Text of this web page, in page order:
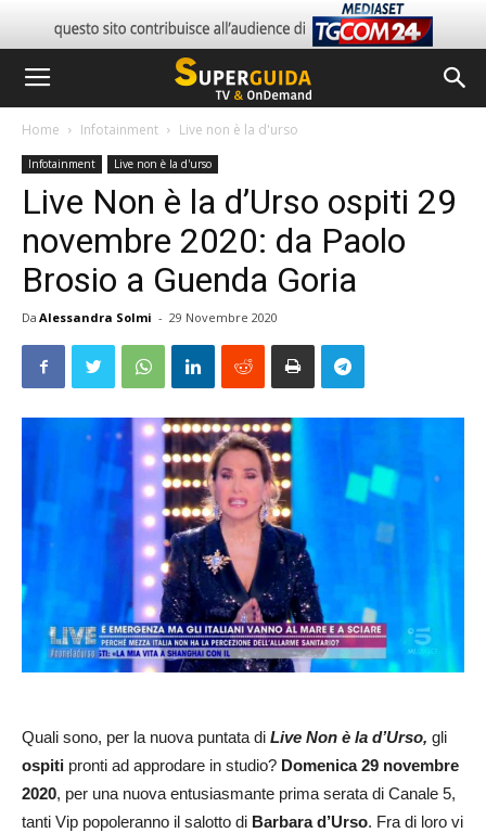
Home Infotainment Live non è la d'urso
Infotainment Live non è la d'urso
Live Non è la d’Urso ospiti 29
novembre 2020: da Paolo
Brosio a Guenda Goria
Da Alessandra Solmi - 29 Novembre 2020
Quali sono, per la nuova puntata di Live Non è la d’Urso, gli
ospiti pronti ad approdare in studio? Domenica 29 novembre
2020, per una nuova entusiasmante prima serata di Canale 5,
tanti Vip popoleranno il salotto di Barbara d’Urso. Fra di loro vi